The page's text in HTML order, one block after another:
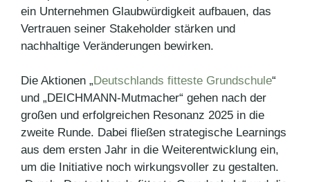
ein Unternehmen Glaubwürdigkeit aufbauen, das
Vertrauen seiner Stakeholder stärken und
nachhaltige Veränderungen bewirken.
Die Aktionen „ Deutschlands fitteste Grundschule“
und „DEICHMANN-Mutmacher“ gehen nach der
großen und erfolgreichen Resonanz 2025 in die
zweite Runde. Dabei fließen strategische Learnings
aus dem ersten Jahr in die Weiterentwicklung ein,
um die Initiative noch wirkungsvoller zu gestalten.